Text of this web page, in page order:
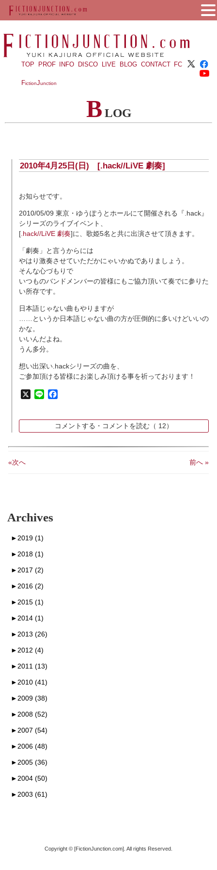
TOP PROF INFO DISCO LIVE BLOG CONTACT FC
FictionJunction
B LOG
2010年4月25日(日) [.hack//LiVE 劇奏]
お知らせです。
2010/05/09 東京・ゆうぽうとホールにて開催される『.hack』
シリーズのライブイベント、
[ .hack//LiVE 劇奏]に、歌姫5名と共に出演させて頂きます。
「劇奏」と言うからには
やはり激奏させていただかにゃいかぬでありましょう。
そんな心づもりで
いつものバンドメンバーの皆様にもご協力頂いて奏でに参りた
い所存です。
日本語じゃない曲もやりますが
……というか日本語じゃない曲の方が圧倒的に多いけどいいの
かな。
いいんだよね。
うん多分。
想い出深い.hackシリーズの曲を、
ご参加頂ける皆様にお楽しみ頂ける事を祈っております！
X Line
コメントする・コメントを読む（ 12）
«次へ 前へ »
Archives
► 2019 (1)
► 2018 (1)
► 2017 (2)
► 2016 (2)
► 2015 (1)
► 2014 (1)
► 2013 (26)
► 2012 (4)
► 2011 (13)
► 2010 (41)
► 2009 (38)
► 2008 (52)
► 2007 (54)
► 2006 (48)
► 2005 (36)
► 2004 (50)
► 2003 (61)
Copyright © [FictionJunction.com]. All rights Reserved.